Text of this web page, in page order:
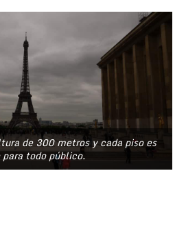
de 300 metros y cada piso es
todo público.